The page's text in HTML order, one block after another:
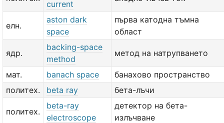
current
елн.
aston dark
space
първа катодна тъмна
област
ядр.
backing-space
method
метод на натрупването
мат. banach space
банахово пространство
политех.
beta ray бета-лъчи
политех.
beta-ray
electroscope
детектор на бета-
излъчване